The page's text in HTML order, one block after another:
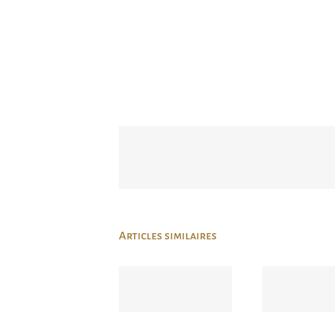
Articles similaires